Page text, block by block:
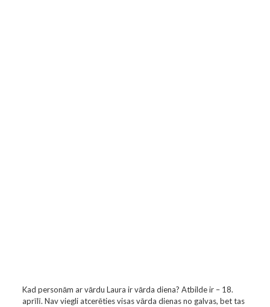
Kad personām ar vārdu Laura ir vārda diena? Atbilde ir – 18.
aprīlī. Nav viegli atcerēties visas vārda dienas no galvas, bet tas